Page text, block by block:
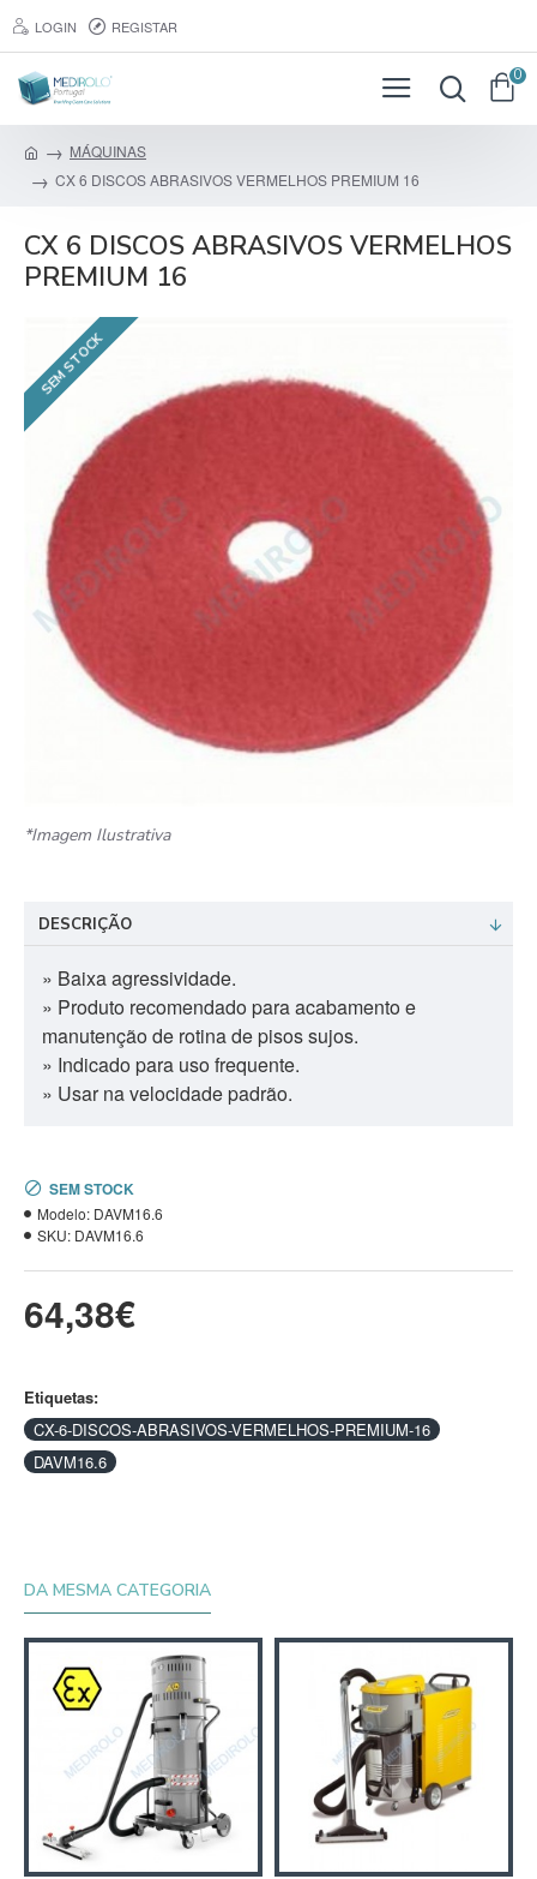
LOGIN REGISTAR
0
MÁQUINAS
CX 6 DISCOS ABRASIVOS VERMELHOS PREMIUM 16
CX 6 DISCOS ABRASIVOS VERMELHOS
PREMIUM 16
SEM STOCK
*Imagem Ilustrativa
DESCRIÇÃO
» Baixa agressividade.
» Produto recomendado para acabamento e
manutenção de rotina de pisos sujos.
» Indicado para uso frequente.
» Usar na velocidade padrão.
64,38€
SEM STOCK
Modelo: DAVM16.6
SKU: DAVM16.6
Etiquetas:
CX-6-DISCOS-ABRASIVOS-VERMELHOS-PREMIUM-16
DAVM16.6
DA MESMA CATEGORIA